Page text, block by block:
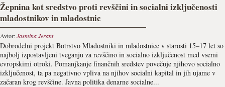
Žepnina kot sredstvo proti revščini in socialni izključenosti
mladostnikov in mladostnic
Avtor:Jasmina Jerant
Dobrodelni projekt Botrstvo Mladostniki in mladostnice v starosti 15–17 let so
najbolj izpostavljeni tveganju za revščino in socialno izključenost med vsemi
evropskimi otroki. Pomanjkanje finančnih sredstev povečuje njihovo socialno
izključenost, ta pa negativno vpliva na njihov socialni kapital in jih ujame v
začaran krog revščine. Javna politika denarne socialne...